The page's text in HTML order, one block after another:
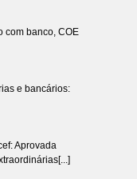
com banco, COE
e bancários:
Aprovada